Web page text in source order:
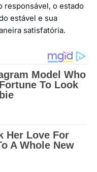
responsável, o estado
estável e sua
satisfatória.